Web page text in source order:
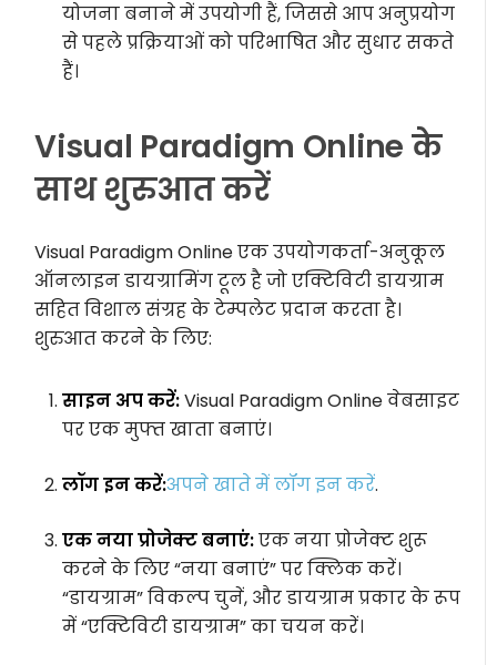
योजना बनाने में उपयोगी हैं, जिससे आप अनुप्रयोग
से पहले प्रक्रियाओं को परिभाषित और सुधार सकते
हैं।
Visual Paradigm Online के
साथ शुरुआत करें
Visual Paradigm Online एक उपयोगकर्ता-अनुकूल
ऑनलाइन डायग्रामिंग टूल है जो एक्टिविटी डायग्राम
सहित विशाल संग्रह के टेम्पलेट प्रदान करता है।
शुरुआत करने के लिए:
साइन अप करें:Visual Paradigm Online वेबसाइट
पर एक मुफ्त खाता बनाएं।
लॉग इन करें:अपने खाते में लॉग इन करें.
एक नया प्रोजेक्ट बनाएं:एक नया प्रोजेक्ट शुरू
करने के लिए “नया बनाएं” पर क्लिक करें।
“डायग्राम” विकल्प चुनें, और डायग्राम प्रकार के रूप
में “एक्टिविटी डायग्राम” का चयन करें।